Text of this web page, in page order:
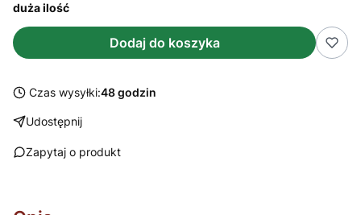
duża ilość
Dodaj do koszyka
Czas wysyłki:48 godzin
Udostępnij
Zapytaj o produkt